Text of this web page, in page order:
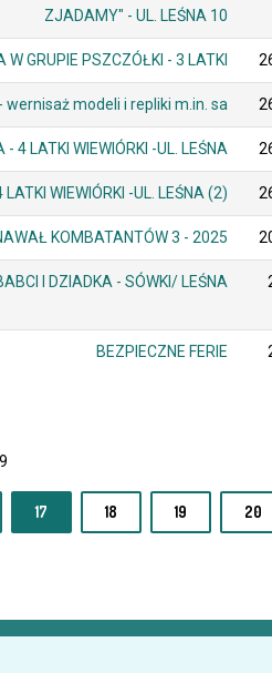
ZJADAMY" - UL. LEŚNA 10
W GRUPIE PSZCZÓŁKI - 3 LATKI
modeli i repliki m.in. sa
4 LATKI WIEWIÓRKI -UL. LEŚNA
WIEWIÓRKI -UL. LEŚNA (2)
KOMBATANTÓW 3 - 2025
I DZIADKA - SÓWKI/ LEŚNA
BEZPIECZNE FERIE
17 18 19 20